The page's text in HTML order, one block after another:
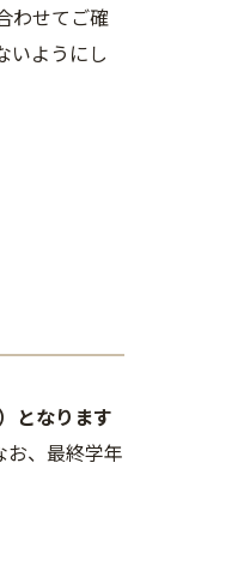
わせてご確
いようにし
となります
お、最終学年